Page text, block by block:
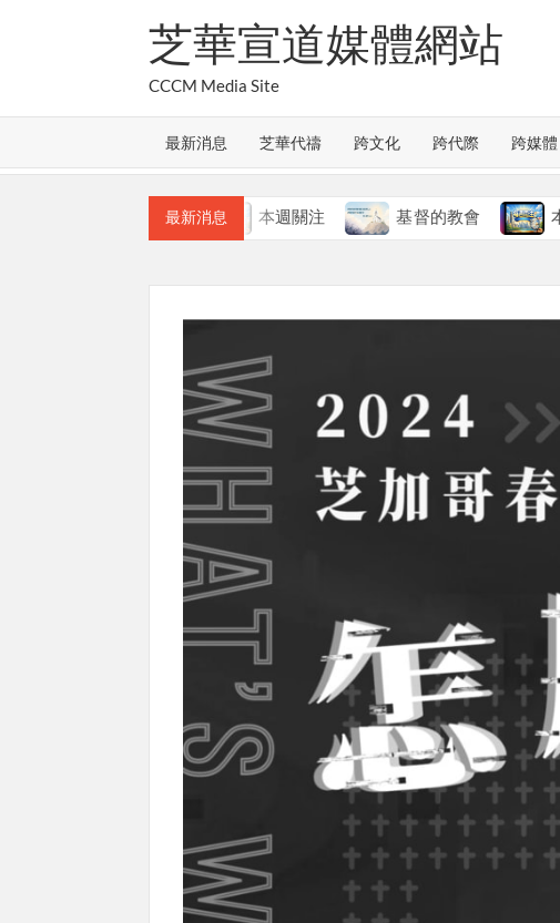
芝華宣道媒體網站
CCCM Media Site
最新消息 芝華代禱 跨文化 跨代際 跨媒體
最新消息
本週關注 基督的教會 本週關注